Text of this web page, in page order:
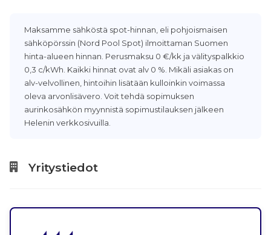
Maksamme sähköstä spot-hinnan, eli pohjoismaisen
sähköpörssin (Nord Pool Spot) ilmoittaman Suomen
hinta-alueen hinnan. Perusmaksu 0 €/kk ja välityspalkkio
0,3 c/kWh. Kaikki hinnat ovat alv 0 %. Mikäli asiakas on
alv-velvollinen, hintoihin lisätään kulloinkin voimassa
oleva arvonlisävero. Voit tehdä sopimuksen
aurinkosähkön myynnistä sopimustilauksen jälkeen
Helenin verkkosivuilla.
Yritystiedot